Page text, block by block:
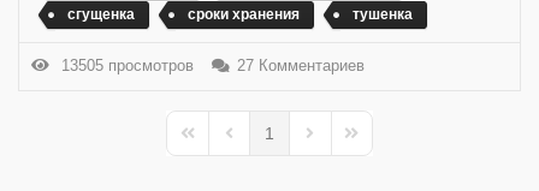
сгущенка
сроки хранения тушенка
13505 просмотров 27 Комментариев
First PagePrevious Page
1
Next PageLast Page